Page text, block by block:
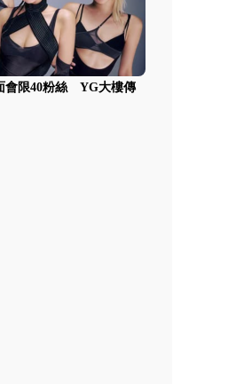
會限40粉絲 YG大樓傳